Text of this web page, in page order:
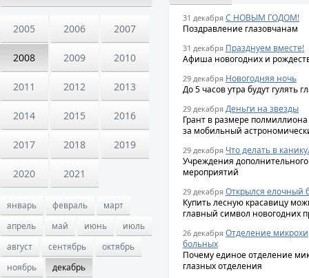
2005 2006 2007
2008 2009 2010
2011 2012 2013
2014 2015 2016
2017 2018 2019
2020 2021
январь февраль
март
апрель
май июнь
июль
август
сентябрь
октябрь
ноябрь
декабрь
31 декабря С НОВЫМ ГОДОМ!
Поздравление глазовчанам
31 декабря Празднуем вместе!
Афиша новогодних и
29 декабря Новогодняя ночь
До 5 часов утра будут гулять
29 декабря Деньги на звезды
Грант в размере
за мобильный
29 декабря Что делать в
Учреждения
мероприятий
29 декабря Открылся елочный
Купить лесную красавицу
главный символ новогодних
26 декабря Отделение
больных
Почему единое отделение
глазных отделения